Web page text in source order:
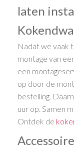
laten
Nadat we vaak
montage van
een
op door de
bestelling.
uur op. Samen
Ontdek de